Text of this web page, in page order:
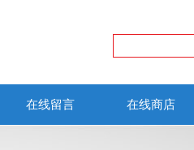
在线留言 在线商店